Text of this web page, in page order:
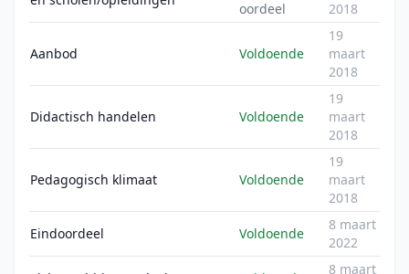
oordeel 2018
Aanbod Voldoende
19
maart
2018
Didactisch handelen Voldoende
19
maart
2018
Pedagogisch klimaat Voldoende
19
maart
2018
Eindoordeel Voldoende
8 maart
2022
8 maart